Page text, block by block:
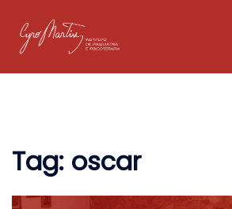
para
conteúdo
Tag: oscar